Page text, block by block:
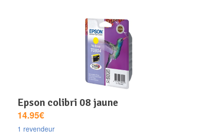
epson colibri 08 jaune
14.95€
1 revendeur